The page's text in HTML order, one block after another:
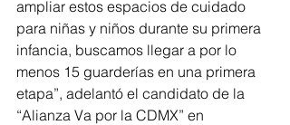
ampliar estos espacios de cuidado
para niñas y niños durante su primera
infancia, buscamos llegar a por lo
menos 15 guarderías en una primera
etapa”, adelantó el candidato de la
“Alianza Va por la CDMX” en